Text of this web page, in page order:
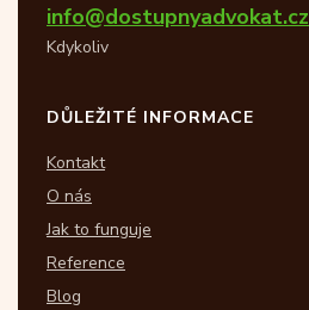
info@dostupnyadvokat.cz
Kdykoliv
DŮLEŽITÉ INFORMACE
Kontakt
O nás
Jak to funguje
Reference
Blog